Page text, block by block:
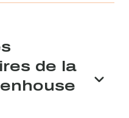
de la